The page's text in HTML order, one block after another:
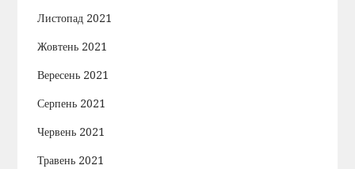
Листопад 2021
Жовтень 2021
Вересень 2021
Серпень 2021
Червень 2021
Травень 2021